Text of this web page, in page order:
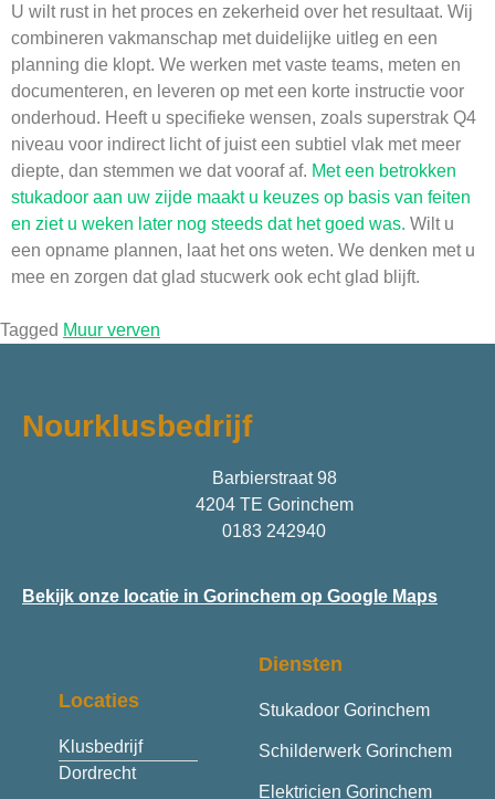
U wilt rust in het proces en zekerheid over het resultaat. Wij
combineren vakmanschap met duidelijke uitleg en een
planning die klopt. We werken met vaste teams, meten en
documenteren, en leveren op met een korte instructie voor
onderhoud. Heeft u specifieke wensen, zoals superstrak Q4
niveau voor indirect licht of juist een subtiel vlak met meer
diepte, dan stemmen we dat vooraf af. Met een betrokken
stukadoor aan uw zijde maakt u keuzes op basis van feiten
en ziet u weken later nog steeds dat het goed was. Wilt u
een opname plannen, laat het ons weten. We denken met u
mee en zorgen dat glad stucwerk ook echt glad blijft.
Tagged Muur verven
Nourklusbedrijf
Barbierstraat 98
4204 TE Gorinchem
0183 242940
Bekijk onze locatie in Gorinchem op Google Maps
Locaties
Klusbedrijf
Dordrecht
Diensten
Stukadoor Gorinchem
Schilderwerk Gorinchem
Elektricien Gorinchem